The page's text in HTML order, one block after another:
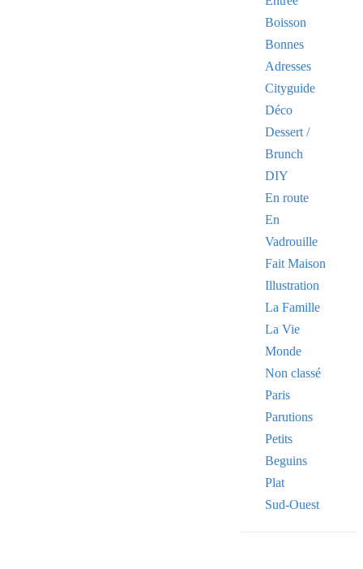
Boisson
Bonnes
Adresses
Cityguide
Déco
Dessert /
Brunch
DIY
En route
En
Vadrouille
Fait Maison
Illustration
La Famille
La Vie
Monde
Non classé
Paris
Parutions
Petits
Beguins
Plat
Sud-Ouest